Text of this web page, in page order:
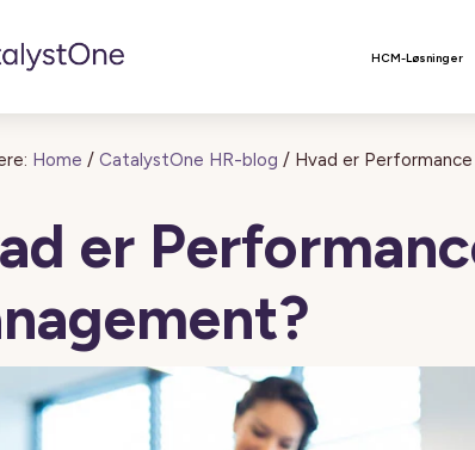
Toggle navigation HCM-Løsninger
Home / CatalystOne HR-blog / Hvad er
er